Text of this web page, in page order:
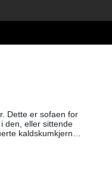
Dette er sofaen for
den, eller sittende
kaldskumkjerne,